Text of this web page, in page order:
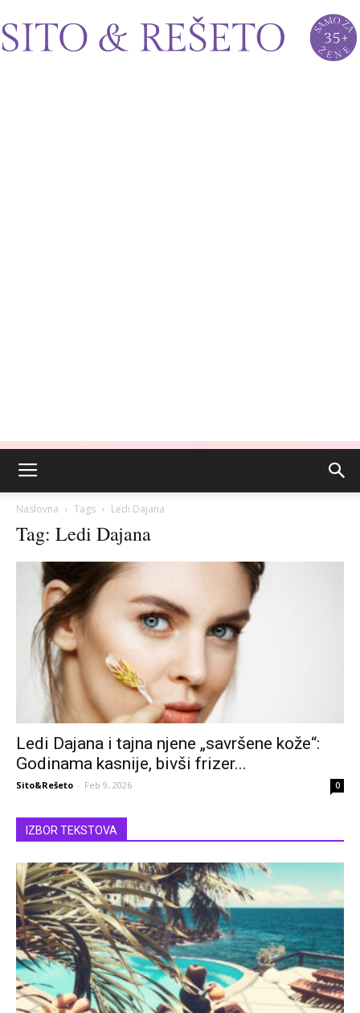
Naslovna Tags Ledi Dajana
Tag: Ledi Dajana
Ledi Dajana i tajna njene „savršene kože“:
Godinama kasnije, bivši frizer...
Sito&Rešeto - Feb 9, 2026 0
IZBOR TEKSTOVA